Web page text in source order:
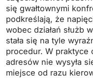
się gwałtownymi
podkreślają, że
wobec działań służb
stała się na tyle
procedur. W praktyce
adresów nie wysyła
miejsce od razu